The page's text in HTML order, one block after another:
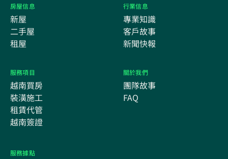
房屋信息
新屋
二手屋
租屋
行業信息
專業知識
客戶故事
新聞快報
服務項目
越南買房
裝潢施工
租賃代管
越南簽證
關於我們
團隊故事
FAQ
服務據點